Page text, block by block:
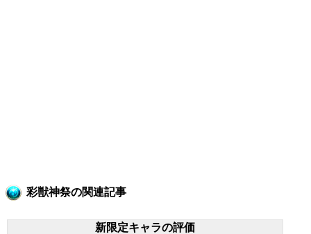
彩獣神祭の関連記事
新限定キャラの評価